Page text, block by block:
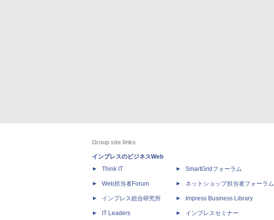
Group site links
インプレスのビジネスWeb
Think IT
Web担当者Forum
インプレス総合研究所
IT Leaders
SmartGridフォーラム
ネットショップ担当者フォーラム
Impress Business Library
インプレスセミナー